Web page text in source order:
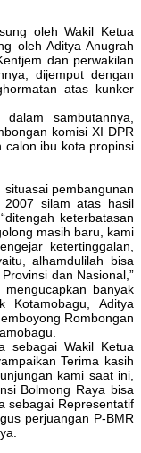
oleh Wakil Ketua
oleh Aditya Anugrah
dan perwakilan
dijemput dengan
atas kunker
sambutannya,
komisi XI DPR
calon ibu kota propinsi
situasai pembangunan
2007 silam atas hasil
keterbatasan
masih baru, kami
ketertinggalan,
alhamdulilah bisa
dan Nasional,”
banyak
Aditya
Rombongan
sebagai Wakil Ketua
Terima kasih
kami saat ini,
Bolmong Raya bisa
sebagai Representatif
perjuangan P-BMR